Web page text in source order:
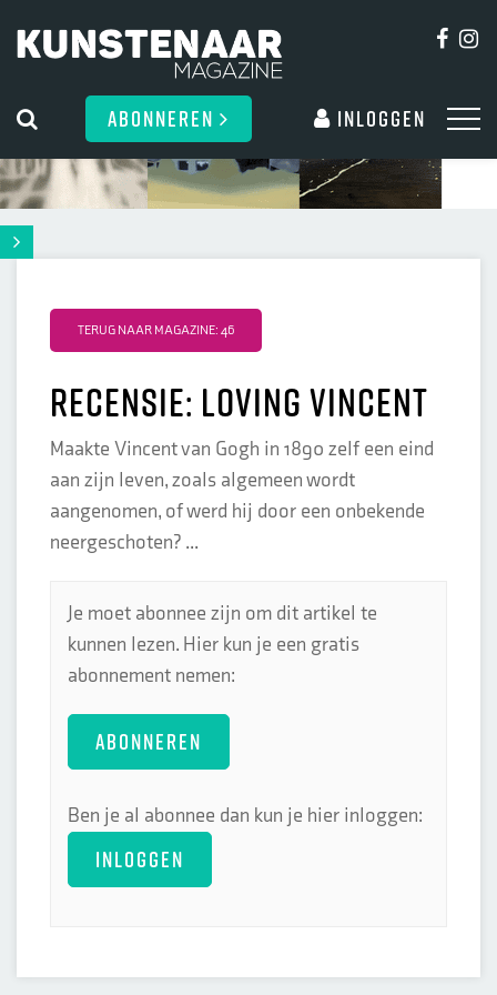
ABONNEREN Inloggen
TERUG NAAR MAGAZINE: 46
Recensie: Loving Vincent
Maakte Vincent van Gogh in 1890 zelf een eind
aan zijn leven, zoals algemeen wordt
aangenomen, of werd hij door een onbekende
neergeschoten? ...
Je moet abonnee zijn om dit artikel te
kunnen lezen. Hier kun je een gratis
abonnement nemen:
ABONNEREN
Ben je al abonnee dan kun je hier inloggen:
INLOGGEN